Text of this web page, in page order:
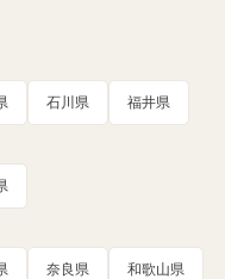
石川県 福井県
奈良県 和歌山県